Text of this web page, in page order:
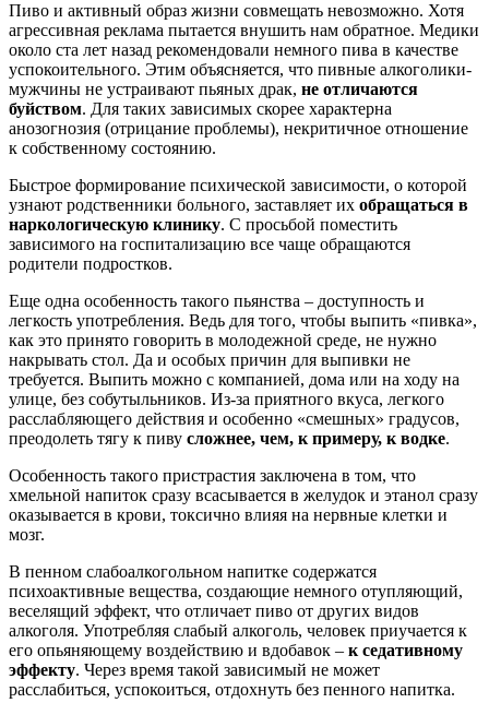
Пиво и активный образ жизни совмещать невозможно. Хотя
агрессивная реклама пытается внушить нам обратное. Медики
около ста лет назад рекомендовали немного пива в качестве
успокоительного. Этим объясняется, что пивные алкоголики-
мужчины не устраивают пьяных драк, не отличаются
буйством. Для таких зависимых скорее характерна
анозогнозия (отрицание проблемы), некритичное отношение
к собственному состоянию.
Быстрое формирование психической зависимости, о которой
узнают родственники больного, заставляет их обращаться в
наркологическую клинику. С просьбой поместить
зависимого на госпитализацию все чаще обращаются
родители подростков.
Еще одна особенность такого пьянства – доступность и
легкость употребления. Ведь для того, чтобы выпить «пивка»,
как это принято говорить в молодежной среде, не нужно
накрывать стол. Да и особых причин для выпивки не
требуется. Выпить можно с компанией, дома или на ходу на
улице, без собутыльников. Из-за приятного вкуса, легкого
расслабляющего действия и особенно «смешных» градусов,
преодолеть тягу к пиву сложнее, чем, к примеру, к водке.
Особенность такого пристрастия заключена в том, что
хмельной напиток сразу всасывается в желудок и этанол сразу
оказывается в крови, токсично влияя на нервные клетки и
мозг.
В пенном слабоалкогольном напитке содержатся
психоактивные вещества, создающие немного отупляющий,
веселящий эффект, что отличает пиво от других видов
алкоголя. Употребляя слабый алкоголь, человек приучается к
его опьяняющему воздействию и вдобавок – к седативному
эффекту. Через время такой зависимый не может
расслабиться, успокоиться, отдохнуть без пенного напитка.